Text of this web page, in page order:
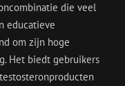
die veel
educatieve
om zijn hoge
Het biedt gebruikers